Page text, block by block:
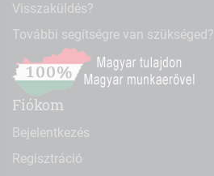
Visszaküldés?
További segítségre van szükséged?
Fiókom
Bejelentkezés
Regisztráció